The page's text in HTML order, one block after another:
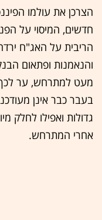
הצרכן את עולמו
חדשים, המיסוי על
הריבית על האג"ח
והנאמנות ופתאום
מעט למתרחש, ער
בעבר כבר אינן
גדולות ואפילו
אחרי המתרחש.